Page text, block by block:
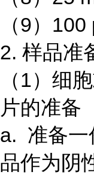
（9）
2. 样品准
（1）细
片的准备
a. 准备一
品作为阴